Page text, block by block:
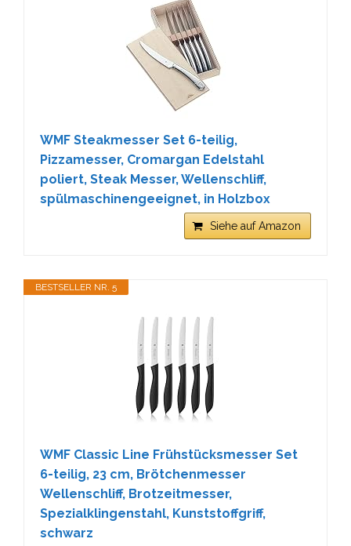
WMF Steakmesser Set 6-teilig,
Pizzamesser, Cromargan Edelstahl
poliert, Steak Messer, Wellenschliff,
spülmaschinengeeignet, in Holzbox
Siehe auf Amazon
BESTSELLER NR. 5
WMF Classic Line Frühstücksmesser Set
6-teilig, 23 cm, Brötchenmesser
Wellenschliff, Brotzeitmesser,
Spezialklingenstahl, Kunststoffgriff,
schwarz